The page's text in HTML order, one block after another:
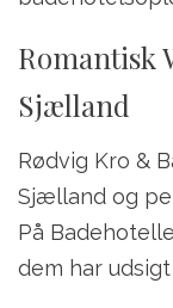
Romantisk
Sjælland
Rødvig Kro &
Sjælland og
På
dem har